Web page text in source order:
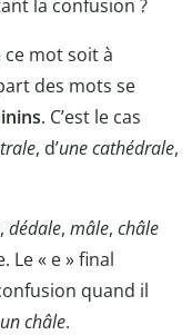
la confusion ?
ce mot soit à
des mots se
. C’est le cas
, d’une cathédrale,
, dédale, mâle, châle
Le « e » final
quand il
un châle.